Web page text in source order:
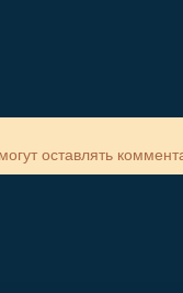
могут оставлять